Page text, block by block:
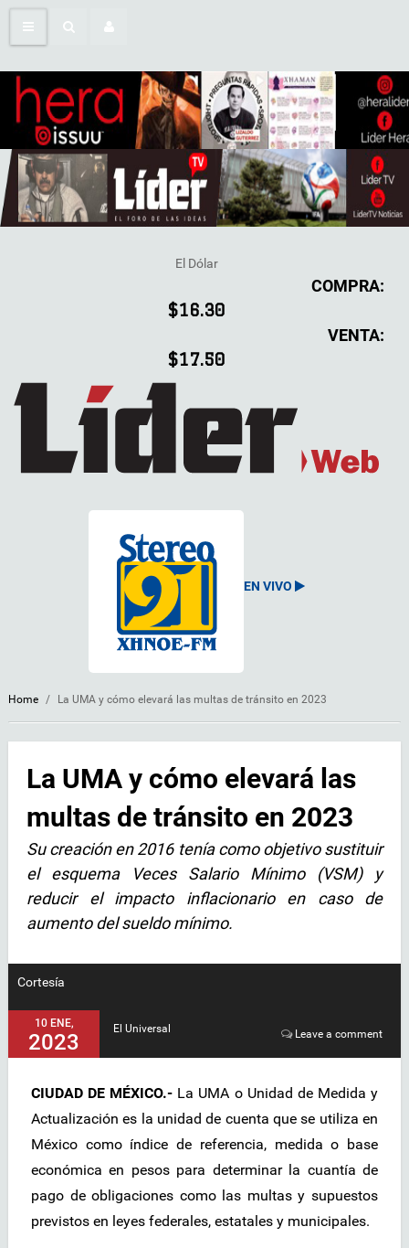
El Dólar
COMPRA:
$16.30
VENTA:
$17.50
EN VIVO
Home / La UMA y cómo elevará las multas de tránsito en 2023
La UMA y cómo elevará las
multas de tránsito en 2023
Su creación en 2016 tenía como objetivo sustituir
el esquema Veces Salario Mínimo (VSM) y
reducir el impacto inflacionario en caso de
aumento del sueldo mínimo.
Cortesía
10 ENE,
2023
El Universal Leave a comment
CIUDAD DE MÉXICO.- La UMA o Unidad de Medida y
Actualización es la unidad de cuenta que se utiliza en
México como índice de referencia, medida o base
económica en pesos para determinar la cuantía de
pago de obligaciones como las multas y supuestos
previstos en leyes federales, estatales y municipales.